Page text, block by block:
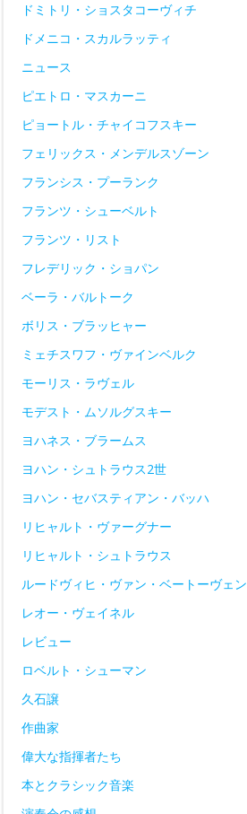
ドミトリ・ショスタコーヴィチ
ドメニコ・スカルラッティ
ニュース
ピエトロ・マスカーニ
ピョートル・チャイコフスキー
フェリックス・メンデルスゾーン
フランシス・プーランク
フランツ・シューベルト
フランツ・リスト
フレデリック・ショパン
ベーラ・バルトーク
ボリス・ブラッヒャー
ミェチスワフ・ヴァインベルク
モーリス・ラヴェル
モデスト・ムソルグスキー
ヨハネス・ブラームス
ヨハン・シュトラウス2世
ヨハン・セバスティアン・バッハ
リヒャルト・ヴァーグナー
リヒャルト・シュトラウス
ルードヴィヒ・ヴァン・ベートーヴェン
レオー・ヴェイネル
レビュー
ロベルト・シューマン
久石譲
作曲家
偉大な指揮者たち
本とクラシック音楽